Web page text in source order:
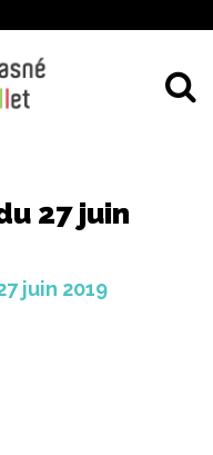
27 juin
juin 2019